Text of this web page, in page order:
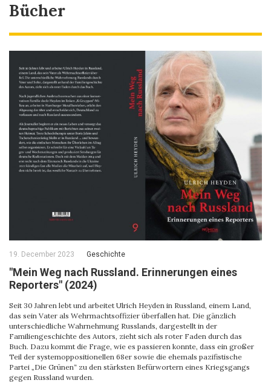
Bücher
19. December 2023 Geschichte
"Mein Weg nach Russland. Erinnerungen eines
Reporters" (2024)
Seit 30 Jahren lebt und arbeitet Ulrich Heyden in Russland, einem Land,
das sein Vater als Wehrmachtsoffizier überfallen hat. Die gänzlich
unterschiedliche Wahrnehmung Russlands, dargestellt in der
Familiengeschichte des Autors, zieht sich als roter Faden durch das
Buch. Dazu kommt die Frage, wie es passieren konnte, dass ein großer
Teil der systemoppositionellen 68er sowie die ehemals pazifistische
Partei „Die Grünen“ zu den stärksten Befürwortern eines Kriegsgangs
gegen Russland wurden.